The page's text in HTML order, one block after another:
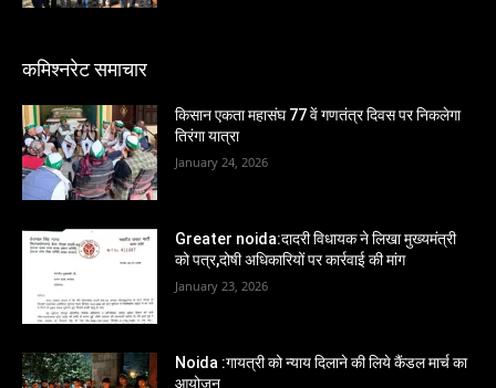
कमिश्नरेट समाचार
किसान एकता महासंघ 77 वें गणतंत्र दिवस पर निकलेगा
तिरंगा यात्रा
January 24, 2026
Greater noida:दादरी विधायक ने लिखा मुख्यमंत्री
को पत्र,दोषी अधिकारियों पर कार्रवाई की मांग
January 23, 2026
Noida :गायत्री को न्याय दिलाने की लिये कैंडल मार्च का
आयोजन